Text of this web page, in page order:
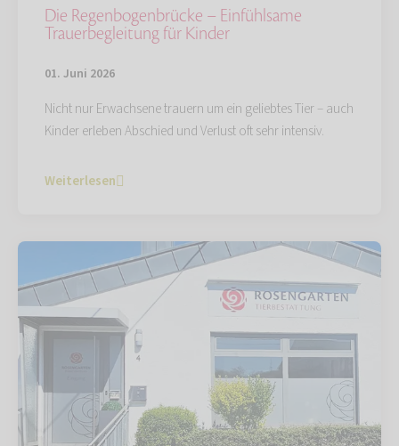
Die Regenbogenbrücke – Einfühlsame
Trauerbegleitung für Kinder
01. Juni 2026
Nicht nur Erwachsene trauern um ein geliebtes Tier – auch
Kinder erleben Abschied und Verlust oft sehr intensiv.
Weiterlesen